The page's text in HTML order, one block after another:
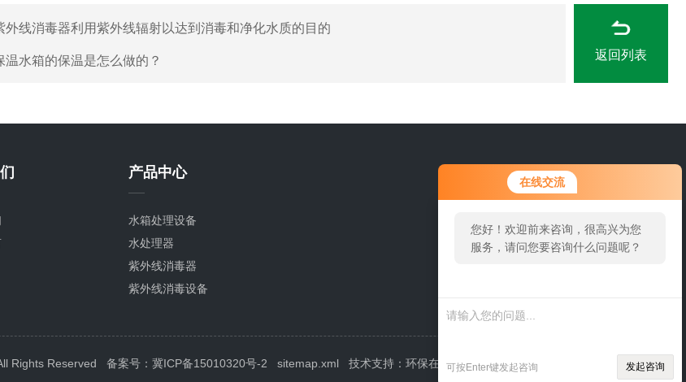
在线交流
您好！欢迎前来咨询，很高兴为您
服务，请问您要咨询什么问题呢？
可按Enter键发起咨询 发起咨询
外线消毒器利用紫外线辐射以达到消毒和净化水质的目的
温水箱的保温是怎么做的？ 返回列表
产品中心
水箱处理设备
水处理器
紫外线消毒器
紫外线消毒设备
水箱消毒器
臭氧设备
0311-84889246
Rights Reserved 备案号：冀ICP备15010320号-2 sitemap.xml 技术支持： 环保在线 管理登陆